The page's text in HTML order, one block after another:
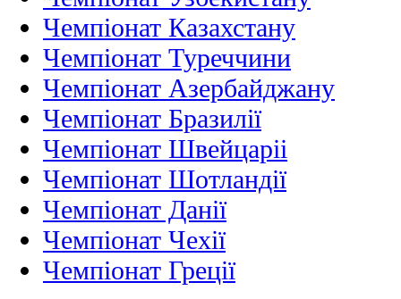
Чемпіонат Казахстану
Чемпіонат Туреччини
Чемпіонат Азербайджану
Чемпіонат Бразилії
Чемпіонат Швейцаріі
Чемпіонат Шотландії
Чемпіонат Данії
Чемпіонат Чехії
Чемпіонат Греції